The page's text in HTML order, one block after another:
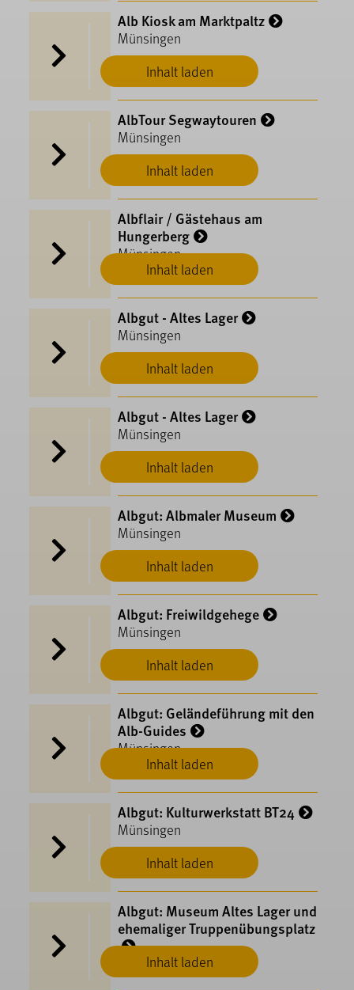
Inhalt laden
Alb Kiosk am Marktpaltz
Münsingen
Inhalt laden
AlbTour Segwaytouren
Münsingen
Inhalt laden
Albflair / Gästehaus am
Hungerberg
Münsingen
Inhalt laden
Albgut - Altes Lager
Münsingen
Inhalt laden
Albgut - Altes Lager
Münsingen
Inhalt laden
Albgut: Albmaler Museum
Münsingen
Inhalt laden
Albgut: Freiwildgehege
Münsingen
Inhalt laden
Albgut: Geländeführung mit den
Alb-Guides
Münsingen
Inhalt laden
Albgut: Kulturwerkstatt BT24
Münsingen
Inhalt laden
Albgut: Museum Altes Lager und
ehemaliger Truppenübungsplatz
Münsingen